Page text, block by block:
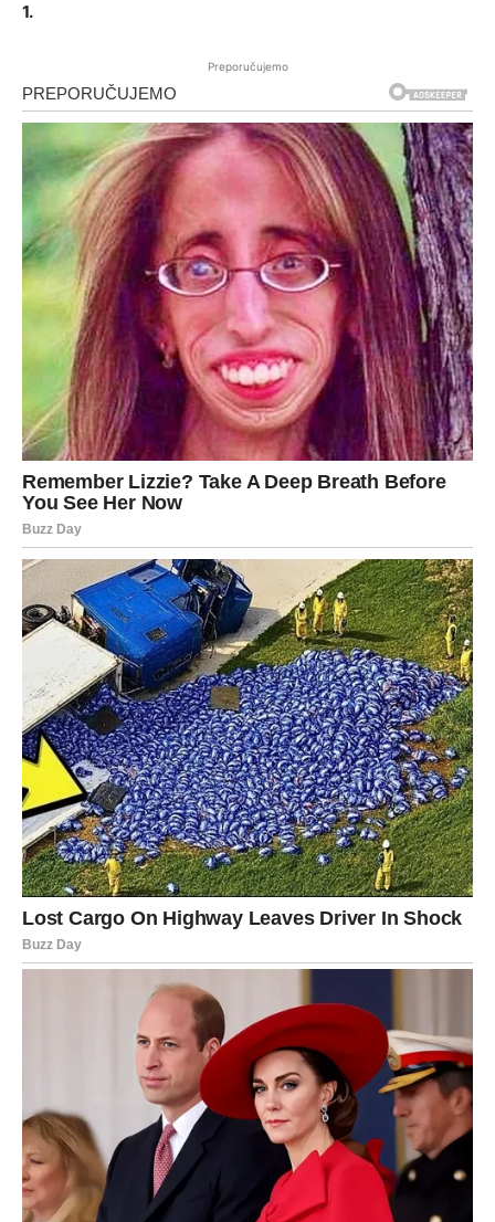
1.
Preporučujemo